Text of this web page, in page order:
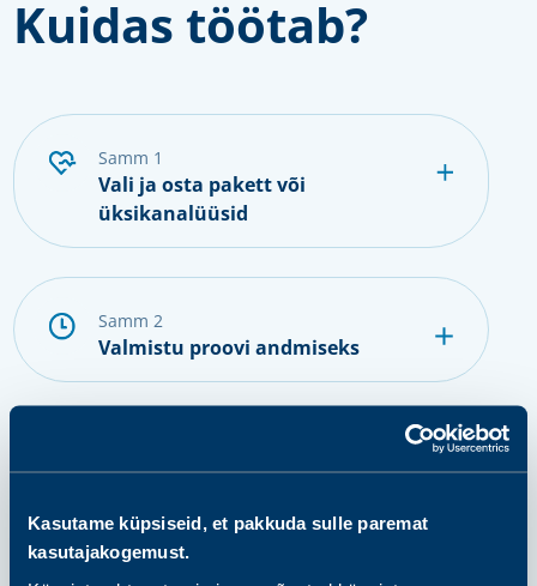
Kasutame küpsiseid, et pakkuda sulle paremat
kasutajakogemust.
Kuidas töötab?
samm 1
Vali ja osta pakett või
üksikanalüüsid
samm 2
Valmistu proovi andmiseks
Anna proov